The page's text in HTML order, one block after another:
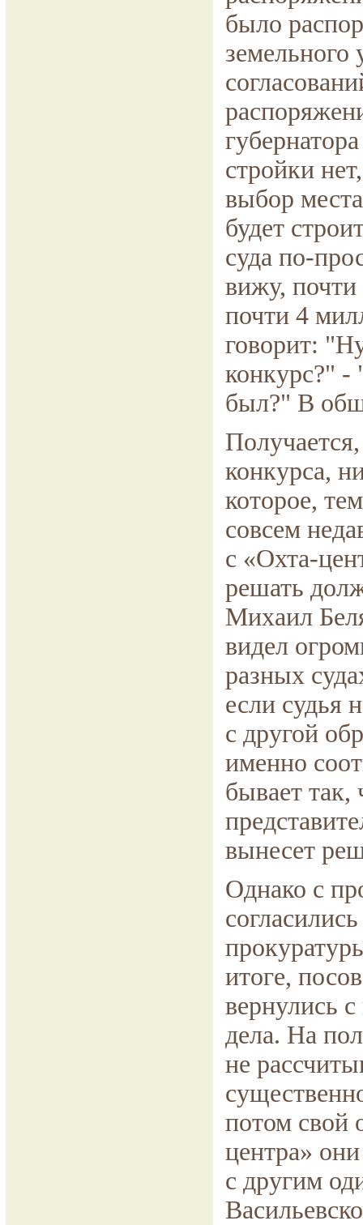
было
земельного
стройки
выбор
будет
суда по-
вижу, почти
почти 4
говорит:
конкурс?"
был?" В
конкурса,
которое,
совсем
с «Охта-
решать
Михаил
видел
разных
если судья
с другой
именно
бывает так,
вынесет
Однако с
итоге,
вернулись
дела. На
не
потом свой
центра»
с другим